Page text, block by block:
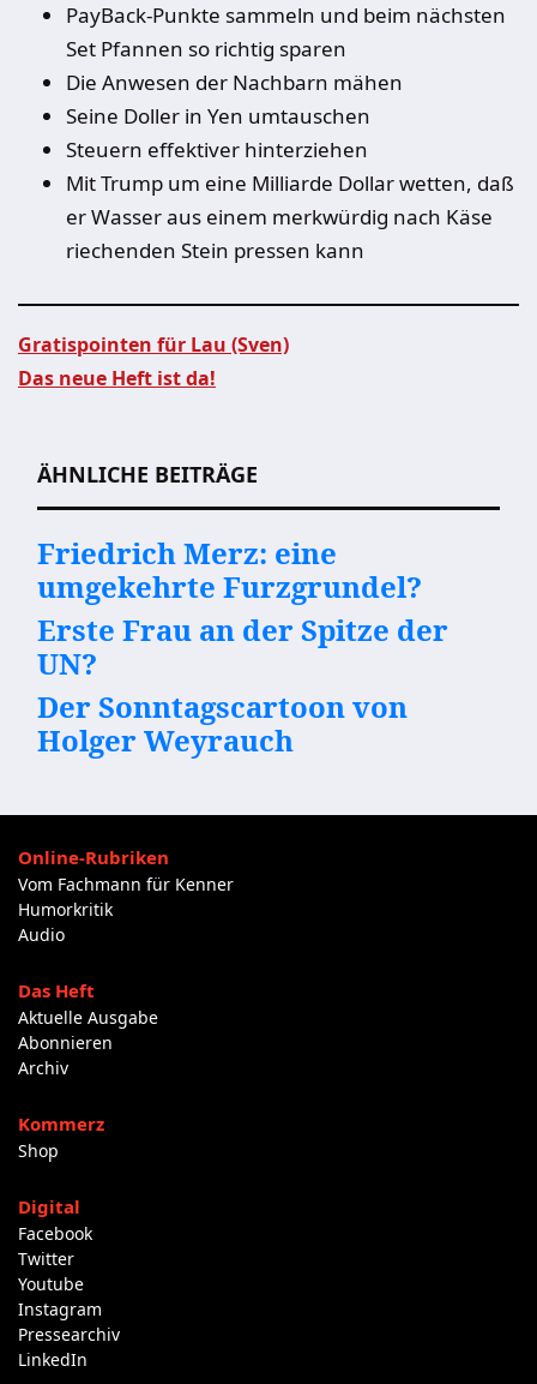
PayBack-Punkte sammeln und beim nächsten
Set Pfannen so richtig sparen
Die Anwesen der Nachbarn mähen
Seine Doller in Yen umtauschen
Steuern effektiver hinterziehen
Mit Trump um eine Milliarde Dollar wetten, daß
er Wasser aus einem merkwürdig nach Käse
riechenden Stein pressen kann
Gratispointen für Lau (Sven)
Das neue Heft ist da!
ÄHNLICHE BEITRÄGE
Friedrich Merz: eine
umgekehrte Furzgrundel?
Erste Frau an der Spitze der
UN?
Der Sonntagscartoon von
Holger Weyrauch
Online-Rubriken
Vom Fachmann für Kenner
Humorkritik
Audio
Das Heft
Aktuelle Ausgabe
Abonnieren
Archiv
Kommerz
Shop
Digital
Facebook
Twitter
Youtube
Instagram
Pressearchiv
LinkedIn